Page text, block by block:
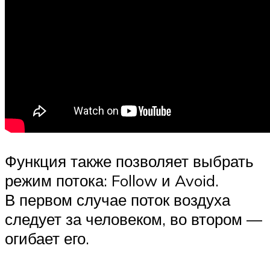
Функция также позволяет выбрать
режим потока: Follow и Avoid.
В первом случае поток воздуха
следует за человеком, во втором —
огибает его.